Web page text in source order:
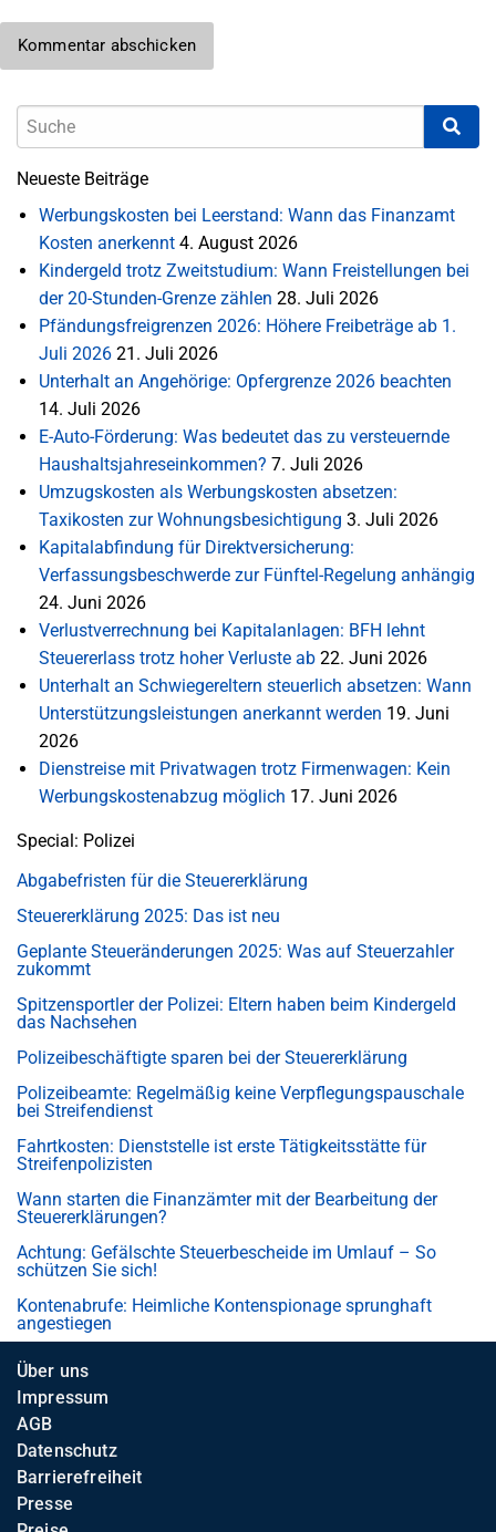
Neueste Beiträge
Werbungskosten bei Leerstand: Wann das Finanzamt
Kosten anerkennt 4. August 2026
Kindergeld trotz Zweitstudium: Wann Freistellungen bei
der 20-Stunden-Grenze zählen 28. Juli 2026
Pfändungsfreigrenzen 2026: Höhere Freibeträge ab 1.
Juli 2026 21. Juli 2026
Unterhalt an Angehörige: Opfergrenze 2026 beachten
14. Juli 2026
E-Auto-Förderung: Was bedeutet das zu versteuernde
Haushaltsjahreseinkommen? 7. Juli 2026
Umzugskosten als Werbungskosten absetzen:
Taxikosten zur Wohnungsbesichtigung 3. Juli 2026
Kapitalabfindung für Direktversicherung:
Verfassungsbeschwerde zur Fünftel-Regelung anhängig
24. Juni 2026
Verlustverrechnung bei Kapitalanlagen: BFH lehnt
Steuererlass trotz hoher Verluste ab 22. Juni 2026
Unterhalt an Schwiegereltern steuerlich absetzen: Wann
Unterstützungsleistungen anerkannt werden 19. Juni
2026
Dienstreise mit Privatwagen trotz Firmenwagen: Kein
Werbungskostenabzug möglich 17. Juni 2026
Special: Polizei
Abgabefristen für die Steuererklärung
Steuererklärung 2025: Das ist neu
Geplante Steueränderungen 2025: Was auf Steuerzahler
zukommt
Spitzensportler der Polizei: Eltern haben beim Kindergeld
das Nachsehen
Polizeibeschäftigte sparen bei der Steuererklärung
Polizeibeamte: Regelmäßig keine Verpflegungspauschale
bei Streifendienst
Fahrtkosten: Dienststelle ist erste Tätigkeitsstätte für
Streifenpolizisten
Wann starten die Finanzämter mit der Bearbeitung der
Steuererklärungen?
Achtung: Gefälschte Steuerbescheide im Umlauf – So
schützen Sie sich!
Kontenabrufe: Heimliche Kontenspionage sprunghaft
angestiegen
Über uns
Impressum
AGB
Datenschutz
Barrierefreiheit
Presse